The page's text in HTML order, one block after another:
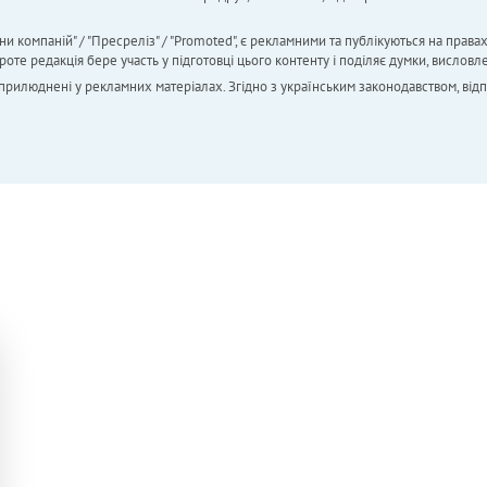
компаній" / "Пресреліз" / "Promoted", є рекламними та публікуються на
бере участь у підготовці цього контенту і поділяє думки,
у рекламних матеріалах. Згідно з українським законодавством,